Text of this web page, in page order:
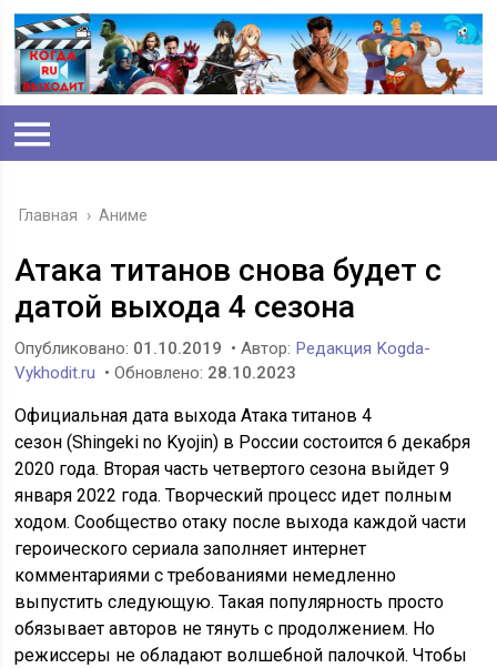
Главная › Аниме
Атака титанов снова будет с
датой выхода 4 сезона
Опубликовано: 01.10.2019 • Автор: Редакция Kogda-
Vykhodit.ru • Обновлено: 28.10.2023
Официальная дата выхода Атака титанов 4
сезон (Shingeki no Kyojin) в России состоится 6 декабря
2020 года. Вторая часть четвертого сезона выйдет 9
января 2022 года. Творческий процесс идет полным
ходом. Сообщество отаку после выхода каждой части
героического сериала заполняет интернет
комментариями с требованиями немедленно
выпустить следующую. Такая популярность просто
обязывает авторов не тянуть с продолжением. Но
режиссеры не обладают волшебной палочкой. Чтобы